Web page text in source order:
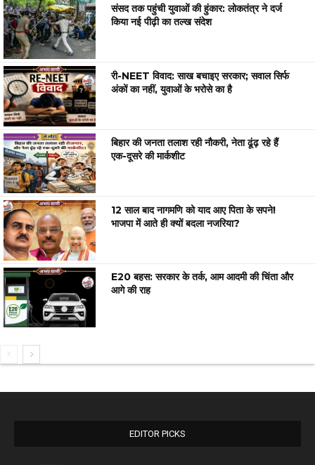
संसद तक पहुंची युवाओं की हुंकार: लोकतंत्र ने दर्ज
किया नई पीढ़ी का तल्ख संदेश
री-NEET विवाद: साख बचाइए सरकार; सवाल सिर्फ
अंकों का नहीं, युवाओं के भरोसे का है
बिहार की जनता तलाश रही नौकरी, नेता ढूंढ़ रहे हैं
एक-दूसरे की मार्कशीट
12 साल बाद नागमणि को याद आए पिता के सपने!
भाजपा में आते ही क्यों बदला नजरिया?
E20 बहस: सरकार के तर्क, आम आदमी की चिंता और
आगे की राह
EDITOR PICKS